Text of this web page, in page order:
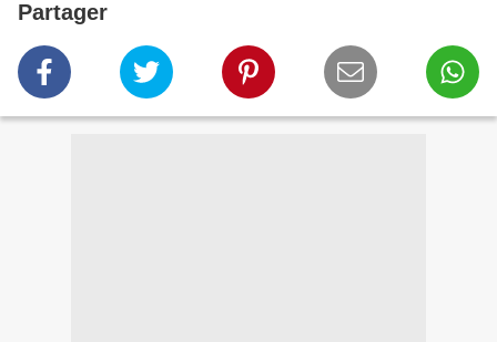
Partager